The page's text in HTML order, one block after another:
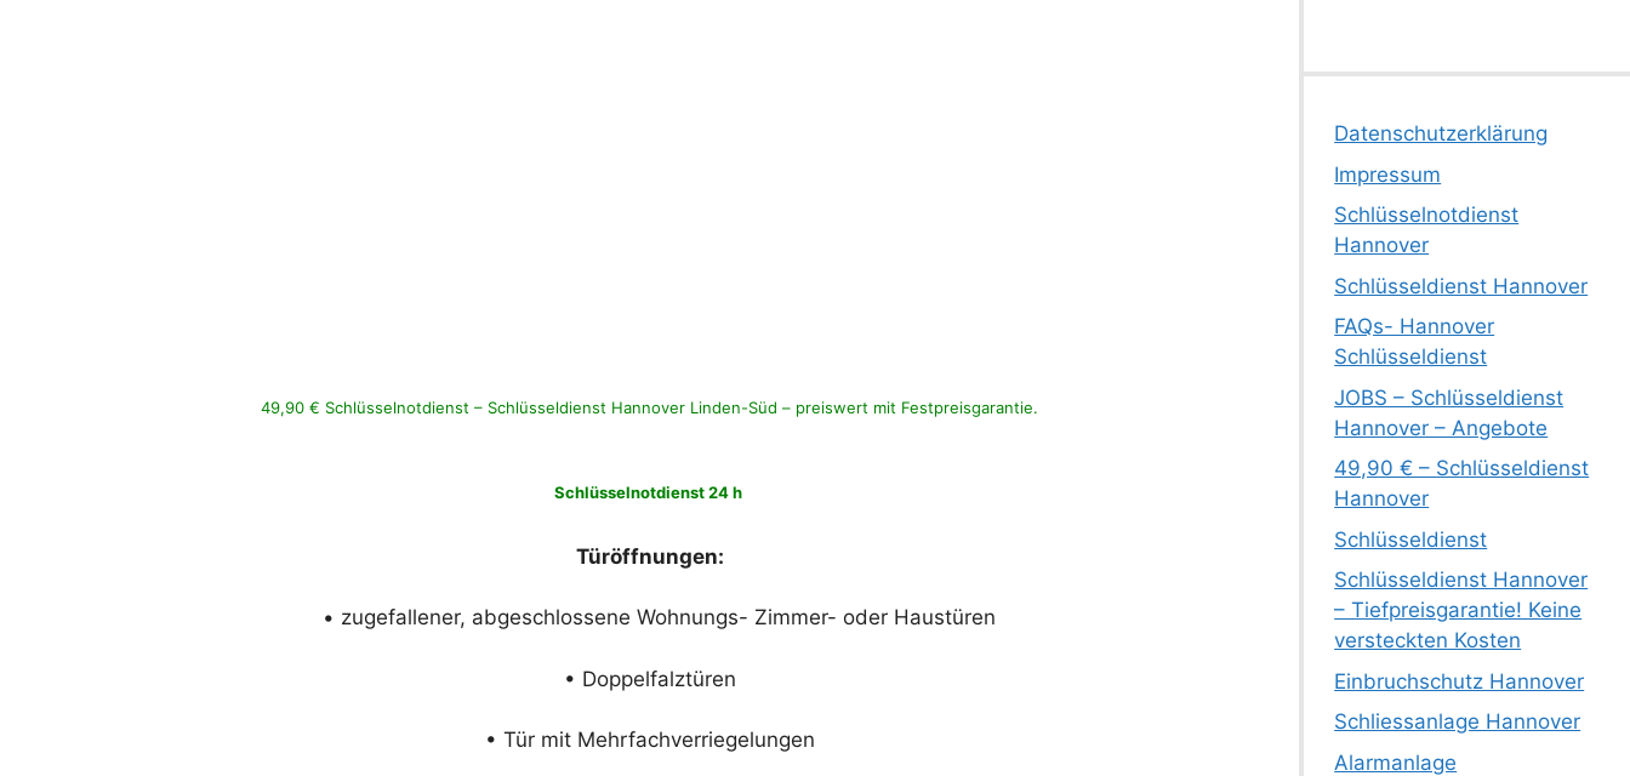
49,90 € Schlüsselnotdienst – Schlüsseldienst Hannover Linden-Süd – preiswert mit Festpreisgarantie.
Schlüsselnotdienst 24 h
Türöffnungen:
• zugefallener, abgeschlossene Wohnungs- Zimmer- oder Haustüren
• Doppelfalztüren
• Tür mit Mehrfachverriegelungen
Datenschutzerklärung
Impressum
Schlüsselnotdienst
Hannover
Schlüsseldienst Hannover
FAQs- Hannover
Schlüsseldienst
JOBS – Schlüsseldienst
Hannover – Angebote
49,90 € – Schlüsseldienst
Hannover
Schlüsseldienst
Schlüsseldienst Hannover
– Tiefpreisgarantie! Keine
versteckten Kosten
Einbruchschutz Hannover
Schliessanlage Hannover
Alarmanlage